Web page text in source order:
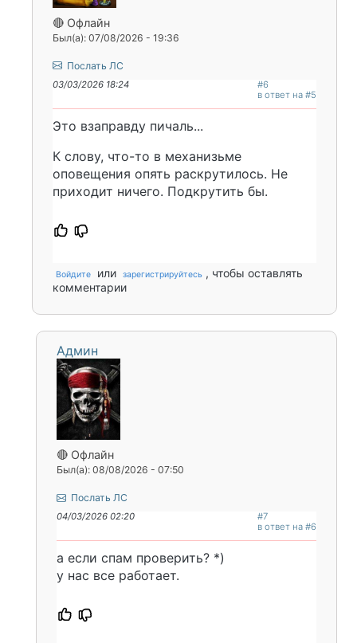
🔴 Офлайн
Был(а): 07/08/2026 - 19:36
Послать ЛС
03/03/2026 18:24
#6
в ответ на #5
Это взаправду пичаль...
К слову, что-то в механизьме
оповещения опять раскрутилось. Не
приходит ничего. Подкрутить бы.
Войдите или зарегистрируйтесь , чтобы оставлять
комментарии
Админ
🔴 Офлайн
Был(а): 08/08/2026 - 07:50
Послать ЛС
04/03/2026 02:20
#7
в ответ на #6
а если спам проверить? *)
у нас все работает.